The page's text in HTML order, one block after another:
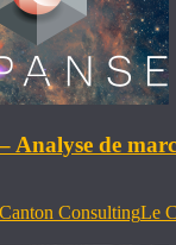
Analyse de
Canton ConsultingLe